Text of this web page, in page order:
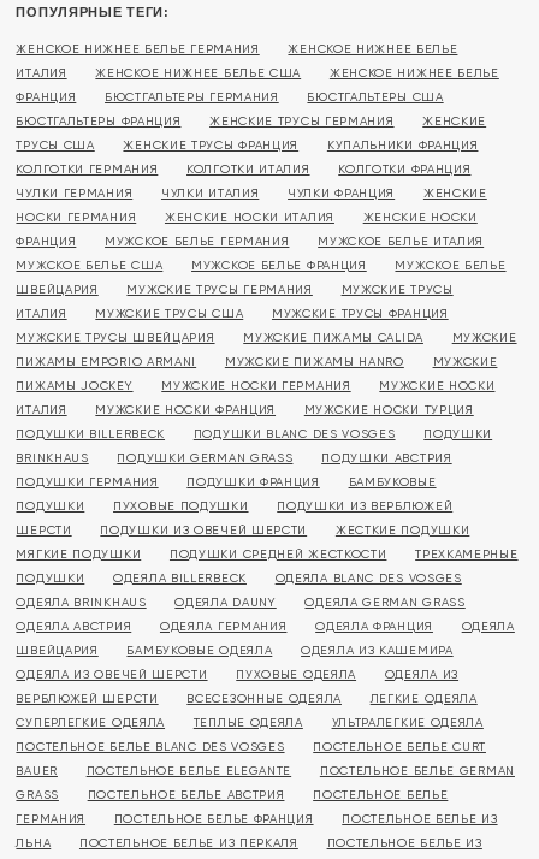
ПОПУЛЯРНЫЕ ТЕГИ:
ЖЕНСКОЕ НИЖНЕЕ БЕЛЬЕ ГЕРМАНИЯ
ЖЕНСКОЕ НИЖНЕЕ БЕЛЬЕ
ИТАЛИЯ
ЖЕНСКОЕ НИЖНЕЕ БЕЛЬЕ США
ЖЕНСКОЕ НИЖНЕЕ БЕЛЬЕ
ФРАНЦИЯ
БЮСТГАЛЬТЕРЫ ГЕРМАНИЯ
БЮСТГАЛЬТЕРЫ США
БЮСТГАЛЬТЕРЫ ФРАНЦИЯ
ЖЕНСКИЕ ТРУСЫ ГЕРМАНИЯ
ЖЕНСКИЕ
ТРУСЫ США
ЖЕНСКИЕ ТРУСЫ ФРАНЦИЯ
КУПАЛЬНИКИ ФРАНЦИЯ
КОЛГОТКИ ГЕРМАНИЯ
КОЛГОТКИ ИТАЛИЯ
КОЛГОТКИ ФРАНЦИЯ
ЧУЛКИ ГЕРМАНИЯ
ЧУЛКИ ИТАЛИЯ ЧУЛКИ ФРАНЦИЯ
ЖЕНСКИЕ
НОСКИ ГЕРМАНИЯ
ЖЕНСКИЕ НОСКИ ИТАЛИЯ
ЖЕНСКИЕ НОСКИ
ФРАНЦИЯ
МУЖСКОЕ БЕЛЬЕ ГЕРМАНИЯ
МУЖСКОЕ БЕЛЬЕ ИТАЛИЯ
МУЖСКОЕ БЕЛЬЕ США
МУЖСКОЕ БЕЛЬЕ ФРАНЦИЯ
МУЖСКОЕ БЕЛЬЕ
ШВЕЙЦАРИЯ
МУЖСКИЕ ТРУСЫ ГЕРМАНИЯ
МУЖСКИЕ ТРУСЫ
ИТАЛИЯ
МУЖСКИЕ ТРУСЫ США
МУЖСКИЕ ТРУСЫ ФРАНЦИЯ
МУЖСКИЕ ТРУСЫ ШВЕЙЦАРИЯ
МУЖСКИЕ ПИЖАМЫ CALIDA
МУЖСКИЕ
ПИЖАМЫ EMPORIO ARMANI
МУЖСКИЕ ПИЖАМЫ HANRO
МУЖСКИЕ
ПИЖАМЫ JOCKEY
МУЖСКИЕ НОСКИ ГЕРМАНИЯ
МУЖСКИЕ НОСКИ
ИТАЛИЯ
МУЖСКИЕ НОСКИ ФРАНЦИЯ
МУЖСКИЕ НОСКИ ТУРЦИЯ
ПОДУШКИ BILLERBECK
ПОДУШКИ BLANC DES VOSGES
ПОДУШКИ
BRINKHAUS
ПОДУШКИ GERMAN GRASS
ПОДУШКИ АВСТРИЯ
ПОДУШКИ ГЕРМАНИЯ
ПОДУШКИ ФРАНЦИЯ
БАМБУКОВЫЕ
ПОДУШКИ
ПУХОВЫЕ ПОДУШКИ
ПОДУШКИ ИЗ ВЕРБЛЮЖЕЙ
ШЕРСТИ
ПОДУШКИ ИЗ ОВЕЧЕЙ ШЕРСТИ
ЖЕСТКИЕ ПОДУШКИ
МЯГКИЕ ПОДУШКИ
ПОДУШКИ СРЕДНЕЙ ЖЕСТКОСТИ
ТРЕХКАМЕРНЫЕ
ПОДУШКИ
ОДЕЯЛА BILLERBECK
ОДЕЯЛА BLANC DES VOSGES
ОДЕЯЛА BRINKHAUS
ОДЕЯЛА DAUNY
ОДЕЯЛА GERMAN GRASS
ОДЕЯЛА АВСТРИЯ
ОДЕЯЛА ГЕРМАНИЯ ОДЕЯЛА ФРАНЦИЯ
ОДЕЯЛА
ШВЕЙЦАРИЯ
БАМБУКОВЫЕ ОДЕЯЛА
ОДЕЯЛА ИЗ КАШЕМИРА
ОДЕЯЛА ИЗ ОВЕЧЕЙ ШЕРСТИ
ПУХОВЫЕ ОДЕЯЛА
ОДЕЯЛА ИЗ
ВЕРБЛЮЖЕЙ ШЕРСТИ
ВСЕСЕЗОННЫЕ ОДЕЯЛА
ЛЕГКИЕ ОДЕЯЛА
СУПЕРЛЕГКИЕ ОДЕЯЛА
ТЕПЛЫЕ ОДЕЯЛА
УЛЬТРАЛЕГКИЕ ОДЕЯЛА
ПОСТЕЛЬНОЕ БЕЛЬЕ BLANC DES VOSGES
ПОСТЕЛЬНОЕ БЕЛЬЕ CURT
BAUER
ПОСТЕЛЬНОЕ БЕЛЬЕ ELEGANTE
ПОСТЕЛЬНОЕ БЕЛЬЕ GERMAN
GRASS
ПОСТЕЛЬНОЕ БЕЛЬЕ АВСТРИЯ
ПОСТЕЛЬНОЕ БЕЛЬЕ
ГЕРМАНИЯ
ПОСТЕЛЬНОЕ БЕЛЬЕ ФРАНЦИЯ
ПОСТЕЛЬНОЕ БЕЛЬЕ ИЗ
ЛЬНА
ПОСТЕЛЬНОЕ БЕЛЬЕ ИЗ ПЕРКАЛЯ
ПОСТЕЛЬНОЕ БЕЛЬЕ ИЗ